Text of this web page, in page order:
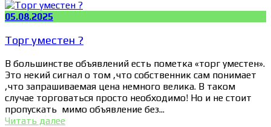
05.08.2025
Торг уместен ?
В большинстве объявлений есть пометка «торг уместен».
Это некий сигнал о том ,что собственник сам понимает
,что запрашиваемая цена немного велика. В таком
случае торговаться просто необходимо! Но и не стоит
пропускать мимо объявление без...
Читать далее